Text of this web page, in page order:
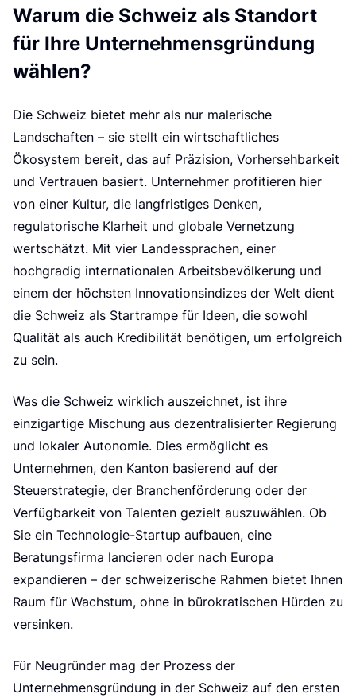
e
Warum die Schweiz als Standort
für Ihre Unternehmensgründung
wählen?
Die Schweiz bietet mehr als nur malerische
Landschaften – sie stellt ein wirtschaftliches
Ökosystem bereit, das auf Präzision, Vorhersehbarkeit
und Vertrauen basiert. Unternehmer profitieren hier
von einer Kultur, die langfristiges Denken,
regulatorische Klarheit und globale Vernetzung
wertschätzt. Mit vier Landessprachen, einer
hochgradig internationalen Arbeitsbevölkerung und
einem der höchsten Innovationsindizes der Welt dient
die Schweiz als Startrampe für Ideen, die sowohl
Qualität als auch Kredibilität benötigen, um erfolgreich
zu sein.
Was die Schweiz wirklich auszeichnet, ist ihre
einzigartige Mischung aus dezentralisierter Regierung
und lokaler Autonomie. Dies ermöglicht es
Unternehmen, den Kanton basierend auf der
Steuerstrategie, der Branchenförderung oder der
Verfügbarkeit von Talenten gezielt auszuwählen. Ob
Sie ein Technologie-Startup aufbauen, eine
Beratungsfirma lancieren oder nach Europa
expandieren – der schweizerische Rahmen bietet Ihnen
Raum für Wachstum, ohne in bürokratischen Hürden zu
versinken.
Für Neugründer mag der Prozess der
Unternehmensgründung in der Schweiz auf den ersten